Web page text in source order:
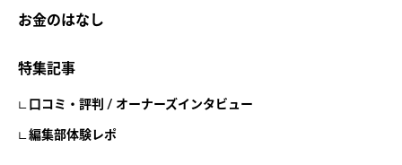
お金のはなし
特集記事
口コミ・評判 / オーナーズインタビュー
編集部体験レポ